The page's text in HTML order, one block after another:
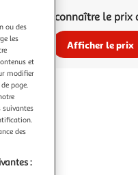
Vous voulez connaître le
Afficher le prix
ou des
les
et
modifier
page.
suivantes
des
: